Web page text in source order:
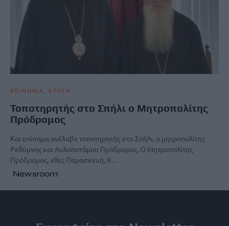
ΚΟΙΝΩΝΙΑ ΚΡΗΤΗ
Τοποτηρητής στο Σπήλι ο Μητροπολίτης
Πρόδρομος
Και επίσημα ανέλαβε τοποτηρητής στο Σπήλι, ο μητροπολίτης
Ρεθύμνης και Αυλοποτάμου Πρόδρομος. Ο Μητροπολίτης
Πρόδρομος, χθες Παρασκευή, 9…
Newsroom